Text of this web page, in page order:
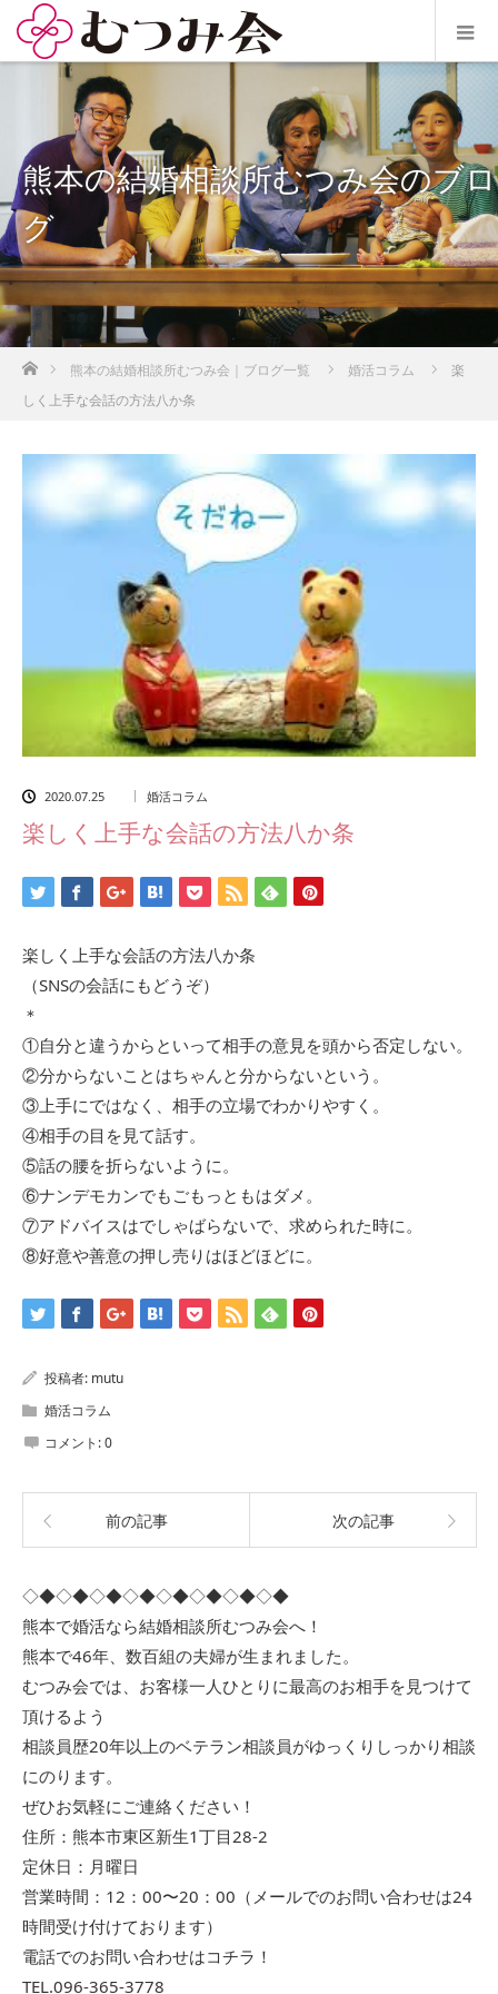
熊本の結婚相談所むつみ会のブロ
グ
ホーム熊本の結婚相談所むつみ会｜ブログ一覧 婚活コラム
楽
しく上手な会話の方法八か条
2020.07.25 婚活コラム
楽しく上手な会話の方法八か条
楽しく上手な会話の方法八か条
（SNSの会話にもどうぞ）
＊
①自分と違うからといって相手の意見を頭から否定しない。
②分からないことはちゃんと分からないという。
③上手にではなく、相手の立場でわかりやすく。
④相手の目を見て話す。
⑤話の腰を折らないように。
⑥ナンデモカンでもごもっともはダメ。
⑦アドバイスはでしゃばらないで、求められた時に。
⑧好意や善意の押し売りはほどほどに。
投稿者: mutu
婚活コラム
コメント:0
前の記事 次の記事
◇◆◇◆◇◆◇◆◇◆◇◆◇◆◇◆
熊本で婚活なら結婚相談所むつみ会へ！
熊本で46年、数百組の夫婦が生まれました。
むつみ会では、お客様一人ひとりに最高のお相手を見つけて
頂けるよう
相談員歴20年以上のベテラン相談員がゆっくりしっかり相談
にのります。
ぜひお気軽にご連絡ください！
住所：熊本市東区新生1丁目28-2
定休日：月曜日
営業時間：12：00〜20：00（メールでのお問い合わせは24
時間受け付けております）
電話でのお問い合わせはコチラ！
TEL.096-365-3778